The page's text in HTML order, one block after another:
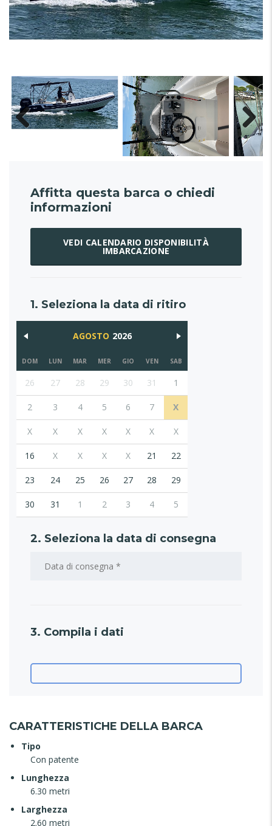
Affitta questa barca o chiedi
informazioni
VEDI CALENDARIO DISPONIBILITÀ
IMBARCAZIONE
1. Seleziona la data di ritiro
AGOSTO 2026
DOM LUN MAR MER GIO VEN SAB
26 27 28 29 30 31 1
2 3 4 5 6 7 X
X X X X X X X
16 X X X X 21 22
23 24 25 26 27 28 29
30 31 1 2 3 4 5
2. Seleziona la data di consegna
3. Compila i dati
CARATTERISTICHE DELLA BARCA
Tipo
Con patente
Lunghezza
6.30 metri
Larghezza
2.60 metri